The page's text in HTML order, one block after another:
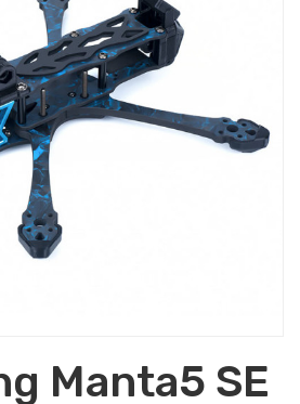
Manta5 SE